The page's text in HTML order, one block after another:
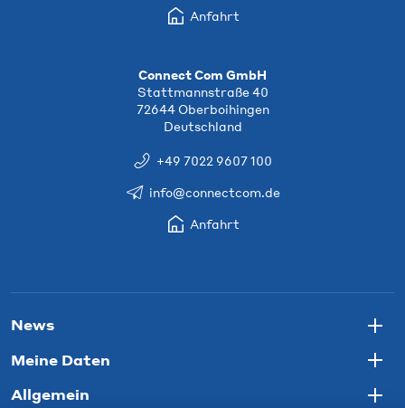
Anfahrt
Connect Com GmbH
Stattmannstraße 40
72644 Oberboihingen
Deutschland
+49 7022 9607 100
info@connectcom.de
Anfahrt
News
Meine Daten
Allgemein